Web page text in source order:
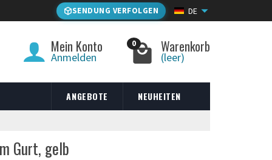
SENDUNG VERFOLGEN DE
Mein Konto
Anmelden
0 Warenkorb
(leer)
ANGEBOTE NEUHEITEN
Gurt, gelb